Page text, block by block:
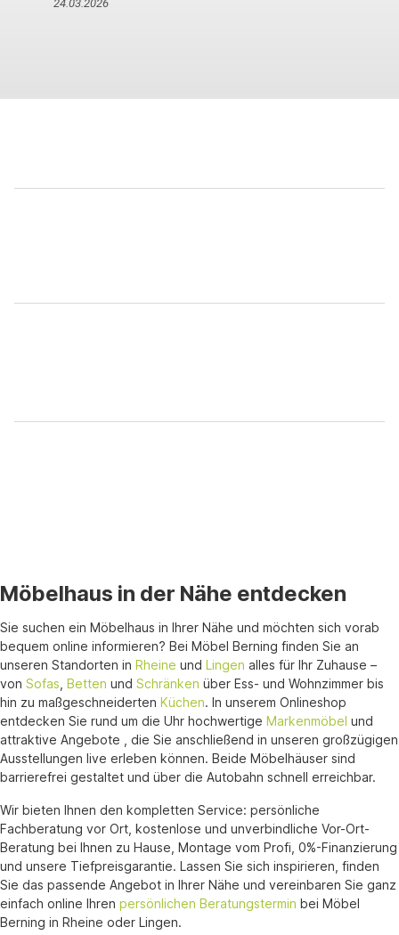
Möbelhaus in der Nähe entdecken
Sie suchen ein Möbelhaus in Ihrer Nähe und möchten sich vorab
bequem online informieren? Bei Möbel Berning finden Sie an
unseren Standorten in Rheine und Lingen alles für Ihr Zuhause –
von Sofas Betten und Schränken über Ess- und Wohnzimmer bis
hin zu maßgeschneiderten Küchen. In unserem Onlineshop
entdecken Sie rund um die Uhr hochwertige Markenmöbel und
attraktive Angebote , die Sie anschließend in unseren großzügigen
Ausstellungen live erleben können. Beide Möbelhäuser sind
barrierefrei gestaltet und über die Autobahn schnell erreichbar.
Wir bieten Ihnen den kompletten Service: persönliche
Fachberatung vor Ort, kostenlose und unverbindliche Vor-Ort-
Beratung bei Ihnen zu Hause, Montage vom Profi, 0%-Finanzierung
und unsere Tiefpreisgarantie. Lassen Sie sich inspirieren, finden
Sie das passende Angebot in Ihrer Nähe und vereinbaren Sie ganz
einfach online Ihren persönlichen Beratungstermin bei Möbel
Berning in Rheine oder Lingen.